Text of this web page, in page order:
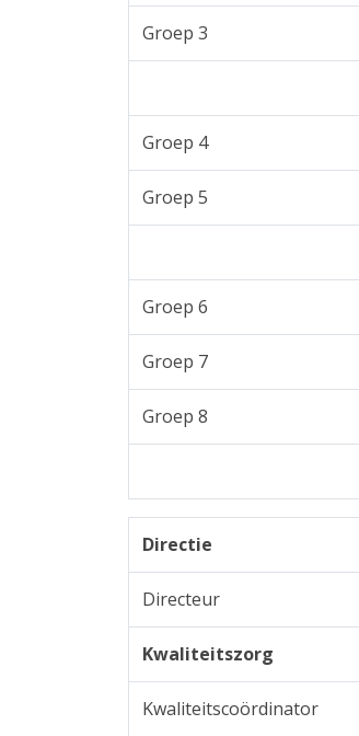
Groep 3
Groep 4
Groep 5
Groep 6
Groep 7
Groep 8
Directie
Directeur
Kwaliteitszorg
Kwaliteitscoördinator